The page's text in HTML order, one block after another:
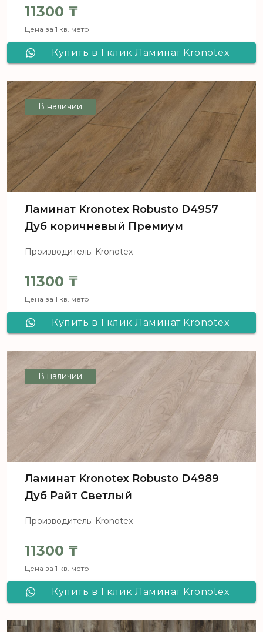
11300 ₸
Цена за 1 кв. метр
Купить в 1 клик Ламинат Kronotex
В наличии
Ламинат Kronotex Robusto D4957
Дуб коричневый Премиум
Производитель: Kronotex
11300 ₸
Цена за 1 кв. метр
Купить в 1 клик Ламинат Kronotex
В наличии
Ламинат Kronotex Robusto D4989
Дуб Райт Светлый
Производитель: Kronotex
11300 ₸
Цена за 1 кв. метр
Купить в 1 клик Ламинат Kronotex